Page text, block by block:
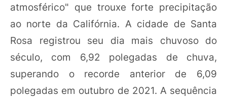
atmosférico" que trouxe forte precipitação
ao norte da Califórnia. A cidade de Santa
Rosa registrou seu dia mais chuvoso do
século, com 6,92 polegadas de chuva,
superando o recorde anterior de 6,09
polegadas em outubro de 2021. A sequência